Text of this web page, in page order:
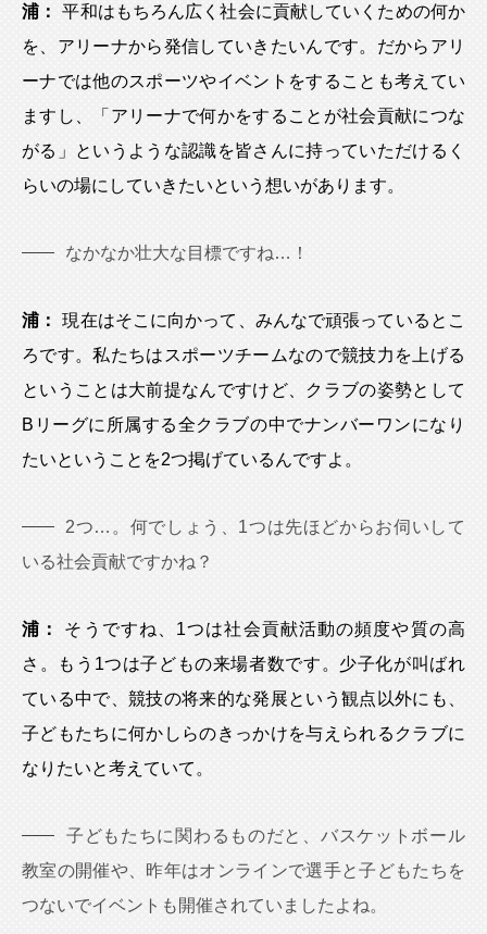
浦：
平和はもちろん広く社会に貢献していくための何か
を、アリーナから発信していきたいんです。だからアリ
ーナでは他のスポーツやイベントをすることも考えてい
ますし、「アリーナで何かをすることが社会貢献につな
がる」というような認識を皆さんに持っていただけるく
らいの場にしていきたいという想いがあります。
なかなか壮大な目標ですね…！
浦：
現在はそこに向かって、みんなで頑張っているとこ
ろです。私たちはスポーツチームなので競技力を上げる
ということは大前提なんですけど、クラブの姿勢として
Bリーグに所属する全クラブの中でナンバーワンになり
たいということを2つ掲げているんですよ。
2つ…。何でしょう、1つは先ほどからお伺いして
いる社会貢献ですかね？
浦：
そうですね、1つは社会貢献活動の頻度や質の高
さ。もう1つは子どもの来場者数です。少子化が叫ばれ
ている中で、競技の将来的な発展という観点以外にも、
子どもたちに何かしらのきっかけを与えられるクラブに
なりたいと考えていて。
子どもたちに関わるものだと、バスケットボール
教室の開催や、昨年はオンラインで選手と子どもたちを
つないでイベントも開催されていましたよね。